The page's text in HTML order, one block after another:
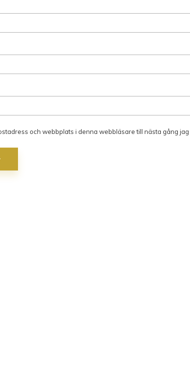
och webbplats i denna webbläsare till nästa gång